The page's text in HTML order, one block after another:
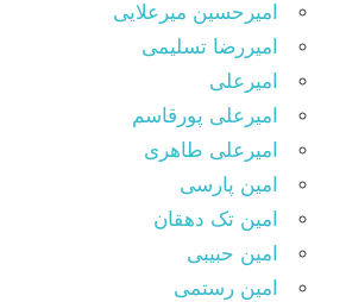
امیرحسین میرعلایی
امیررضا تسلیمی
امیرعلی
امیرعلی پورقاسم
امیرعلی طاهری
امین پارسی
امین تک دهقان
امین حبیبی
امین رستمی